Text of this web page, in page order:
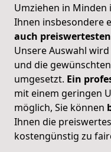
Umziehen in Minden
Ihnen insbesondere
auch
Unsere Auswahl
und die
umgesetzt. Ein
mit einem geringen
möglich, Sie können
Ihnen die
kostengünstig zu